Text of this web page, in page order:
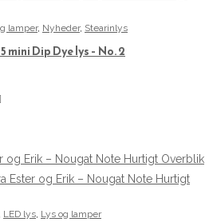
lamper, Nyheder, Stearinlys
mini Dip Dye lys – No. 2
Hurtigt Overblik
Hurtigt
LED lys, Lys og lamper